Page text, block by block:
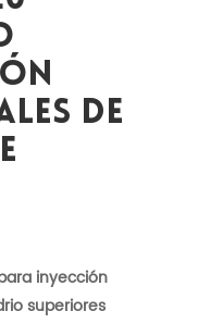
De
inyección
superiores